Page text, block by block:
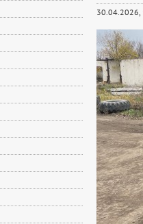
30.04.2026,